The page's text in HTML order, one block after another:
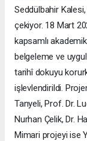
Seddülbahir
çekiyor. 18 Mart
kapsamlı
belgeleme ve
tarihî dokuyu
işlevlendirildi.
Tanyeli, Prof. Dr.
Nurhan Çelik, Dr.
Mimari projeyi ise